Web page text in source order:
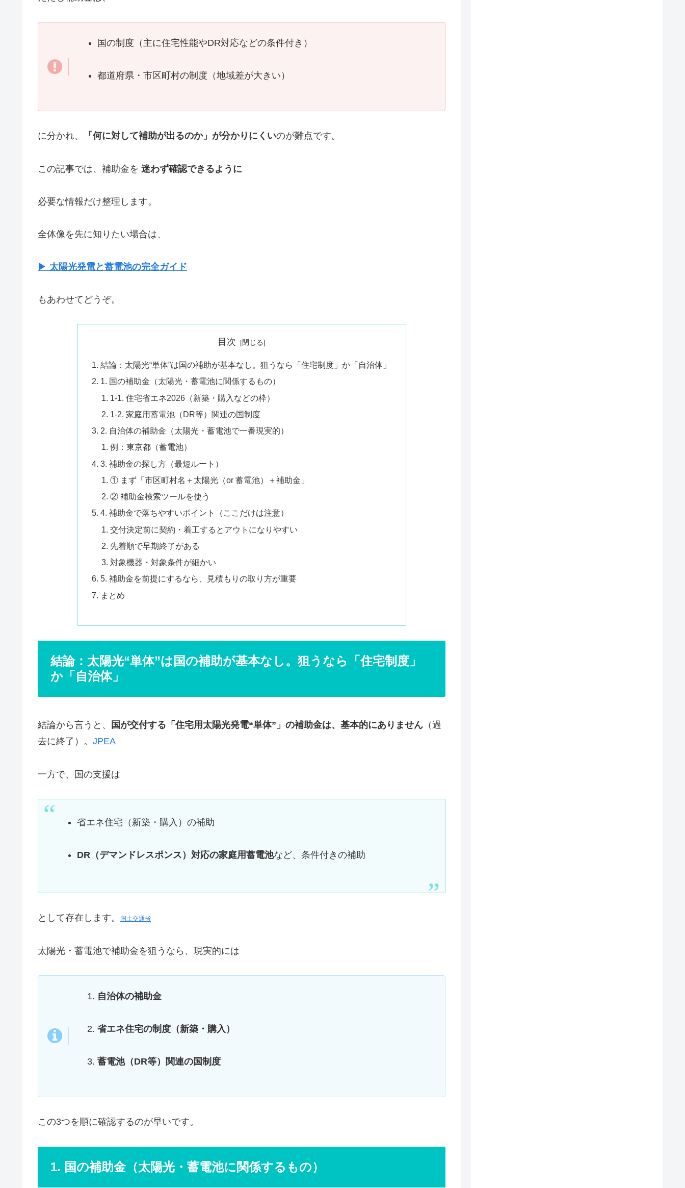
国の制度（主に住宅性能やDR対応などの条件付き）
都道府県・市区町村の制度（地域差が大きい）
に分かれ、 「何に対して補助が出るのか」が分かりにくいのが難点です。
この記事では、補助金を 迷わず確認できるように
必要な情報だけ整理します。
全体像を先に知りたい場合は、
▶ 太陽光発電と蓄電池の完全ガイド
もあわせてどうぞ。
目次
結論：太陽光“単体”は国の補助が基本なし。狙うなら「住宅制度」か「自治体」
1. 国の補助金（太陽光・蓄電池に関係するもの）
1-1. 住宅省エネ2026（新築・購入などの枠）
1-2. 家庭用蓄電池（DR等）関連の国制度
2. 自治体の補助金（太陽光・蓄電池で一番現実的）
例：東京都（蓄電池）
3. 補助金の探し方（最短ルート）
① まず「市区町村名＋太陽光（or 蓄電池）＋補助金」
② 補助金検索ツールを使う
4. 補助金で落ちやすいポイント（ここだけは注意）
交付決定前に契約・着工するとアウトになりやすい
先着順で早期終了がある
対象機器・対象条件が細かい
5. 補助金を前提にするなら、見積もりの取り方が重要
まとめ
結論：太陽光“単体”は国の補助が基本なし。狙うなら「住宅制度」
か「自治体」
結論から言うと、 国が交付する「住宅用太陽光発電“単体”」の補助金は、基本的にありません （過
去に終了）。 JPEA
一方で、国の支援は
省エネ住宅（新築・購入）の補助
DR（デマンドレスポンス）対応の家庭用蓄電池など、条件付きの補助
として存在します。 国土交通省
太陽光・蓄電池で補助金を狙うなら、現実的には
自治体の補助金
省エネ住宅の制度（新築・購入）
蓄電池（DR等）関連の国制度
この3つを順に確認するのが早いです。
1. 国の補助金（太陽光・蓄電池に関係するもの）